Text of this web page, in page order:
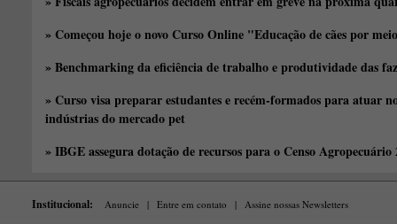
» Começou hoje o novo Curso Online "Educação de cães por
» Benchmarking da eficiência de trabalho e produtividade das
» Curso visa preparar estudantes e recém-formados para atuar
indústrias do mercado pet
» IBGE assegura dotação de recursos para o Censo Agropecuário
Institucional: Anuncie | Entre em contato | Assine nossas Newsletters